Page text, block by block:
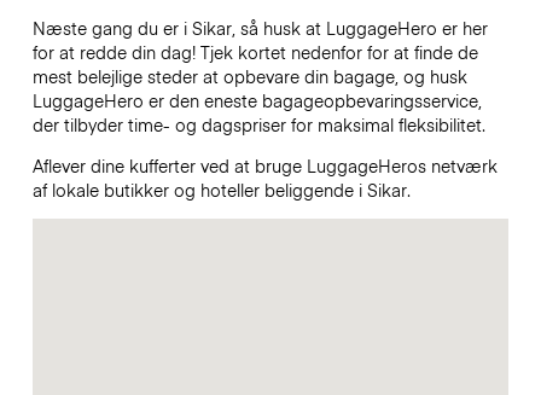
Næste gang du er i Sikar, så husk at LuggageHero er her
for at redde din dag! Tjek kortet nedenfor for at finde de
mest belejlige steder at opbevare din bagage, og husk
LuggageHero er den eneste bagageopbevaringsservice,
der tilbyder time- og dagspriser for maksimal fleksibilitet.
Aflever dine kufferter ved at bruge LuggageHeros netværk
af lokale butikker og hoteller beliggende i Sikar.